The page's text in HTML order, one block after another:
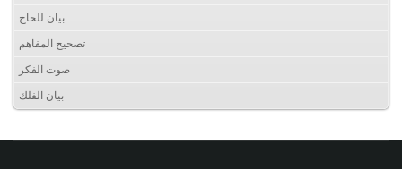
بيان للحاج
تصحيح المفاهم
صوت الفكر
بيان الفلك